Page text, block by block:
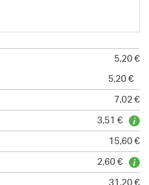
5,20 €
5,20 €
7,02 €
3,51 €
15,60 €
2,60 €
31,20 €